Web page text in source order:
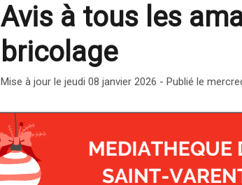
Avis à tous les
bricolage
Mise à jour le jeudi 08 janvier 2026 - Publié le